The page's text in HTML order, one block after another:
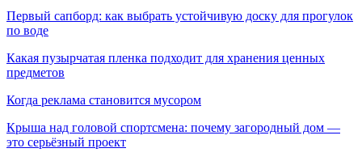
Первый сапборд: как выбрать устойчивую доску для прогулок
по воде
Какая пузырчатая пленка подходит для хранения ценных
предметов
Когда реклама становится мусором
Крыша над головой спортсмена: почему загородный дом —
это серьёзный проект